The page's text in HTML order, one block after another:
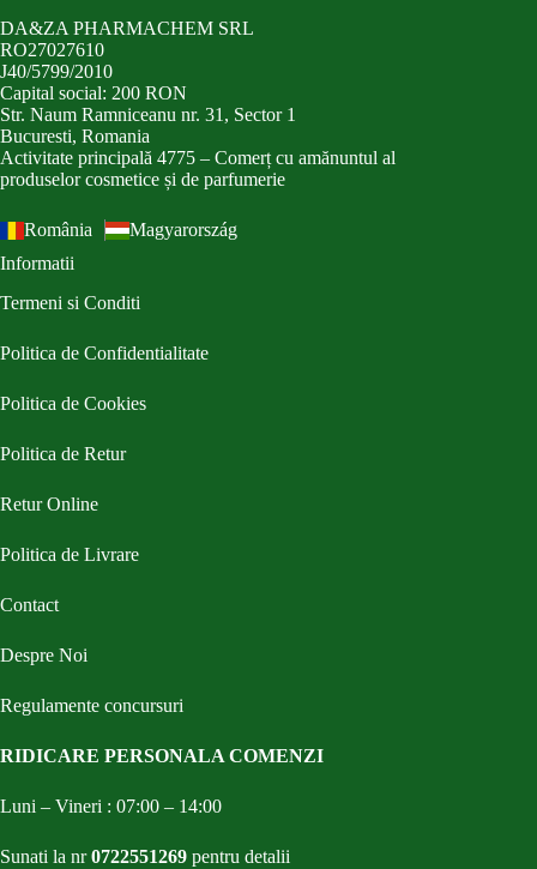
DA&ZA PHARMACHEM SRL
RO27027610
J40/5799/2010
Capital social: 200 RON
Str. Naum Ramniceanu nr. 31, Sector 1
Bucuresti, Romania
Activitate principală 4775 – Comerț cu amănuntul al
produselor cosmetice și de parfumerie
România
Magyarország
Informatii
Termeni si Conditi
Politica de Confidentialitate
Politica de Cookies
Politica de Retur
Retur Online
Politica de Livrare
Contact
Despre Noi
Regulamente concursuri
RIDICARE PERSONALA COMENZI
Luni – Vineri : 07:00 – 14:00
Sunati la nr0722551269 pentru detalii